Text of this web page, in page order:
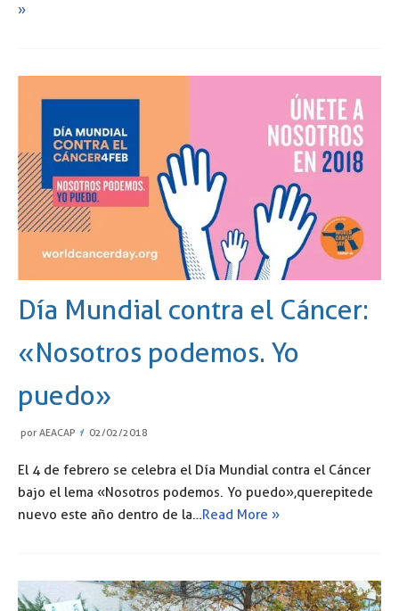
»
Día Mundial contra el Cáncer:
«Nosotros podemos. Yo
puedo»
por AEACAP 02/02/2018
El 4 de febrero se celebra el Día Mundial contra el Cáncer
bajo el lema «Nosotros podemos. Yo puedo», que repite de
nuevo este año dentro de la…Read More »